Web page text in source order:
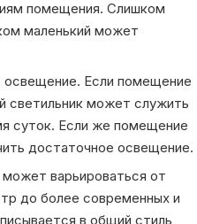
помещения. Слишком
маленький может
Если помещение
светильник может служить
суток. Если же помещение
достаточное освещение.
варьироваться от
до более современных и
в общий стиль